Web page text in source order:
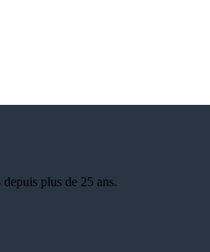
plus de 25 ans.